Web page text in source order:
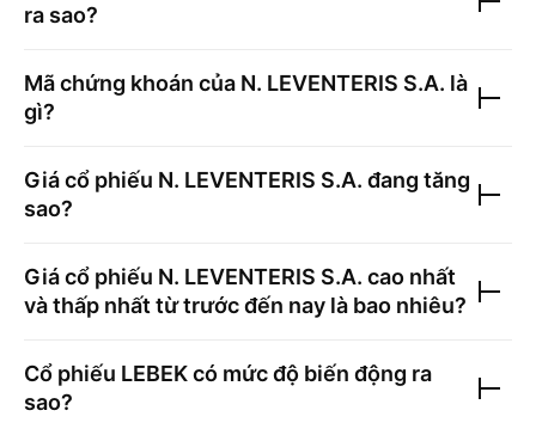
ra sao?
Mã chứng khoán của N. LEVENTERIS S.A. là
gì?
Giá cổ phiếu N. LEVENTERIS S.A. đang tăng
sao?
Giá cổ phiếu N. LEVENTERIS S.A. cao nhất
và thấp nhất từ trước đến nay là bao nhiêu?
Cổ phiếu LEBEKcó mức độ biến động ra
sao?